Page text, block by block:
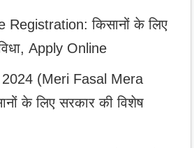
Registration: किसानों के लिए
Apply Online
2024 (Meri Fasal Mera
के लिए सरकार की विशेष